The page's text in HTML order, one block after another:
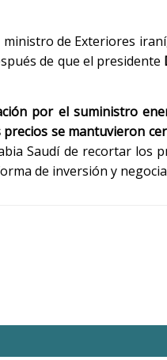
ministro de Exteriores
de que el presidente
por el suministro
precios se mantuvieron
Saudí de recortar los
de inversión y